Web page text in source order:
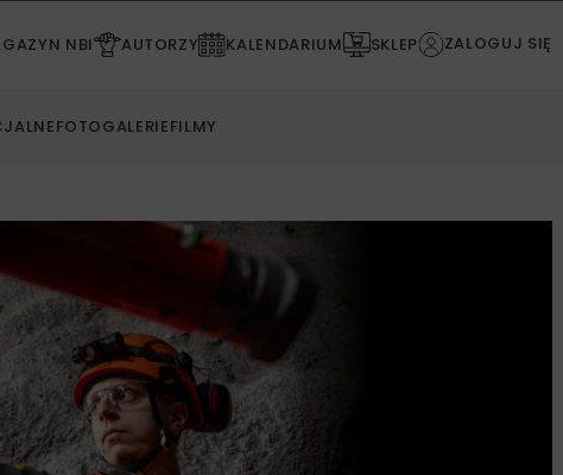
NBI AUTORZY KALENDARIUM SKLEP ZALOGUJ SIĘ
FOTOGALERIEFILMY